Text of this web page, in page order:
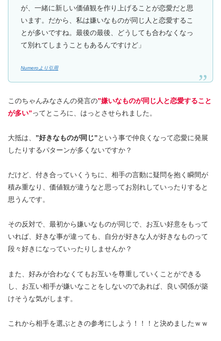
が、一緒に新しい価値観を作り上げることが恋愛だと思
います。だから、私は嫌いなものが同じ人と恋愛するこ
とが多いですね。最後の最後、どうしても合わなくなっ
て別れてしまうこともあるんですけど」
Numeroより引用
このちゃんみなさんの発言の”嫌いなものが同じ人と恋愛すること
が多い”ってところに、はっとさせられました。
大抵は、 ”好きなものが同じ”という事で仲良くなって恋愛に発展
したりするパターンが多くないですか？
だけど、付き合っていくうちに、相手の言動に疑問を抱く瞬間が
積み重なり、価値観が違うなと思ってお別れしていったりすると
思うんです。
その反対で、最初から嫌いなものが同じで、お互い好意をもって
いれば、好きな事が違っても、自分が好きな人が好きなものって
段々好きになっていったりしませんか？
また、好みが合わなくてもお互いを尊重していくことができる
し、お互い相手が嫌いなことをしないのであれば、良い関係が築
けそうな気がします。
これから相手を選ぶときの参考にしよう！！！と決めましたｗｗ